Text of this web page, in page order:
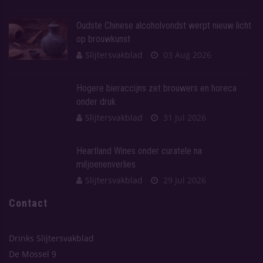
Oudste Chinese alcoholvondst werpt nieuw licht
op brouwkunst
Slijtersvakblad
03 Aug 2026
Hogere bieraccijns zet brouwers en horeca
onder druk
Slijtersvakblad
31 Jul 2026
Heartland Wines onder curatele na
miljoenenverlies
Slijtersvakblad
29 Jul 2026
Contact
Drinks Slijtersvakblad
De Mossel 9